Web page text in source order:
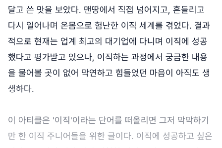
달고 쓴 맛을 보았다. 맨땅에서 직접 넘어지고, 흔들리고
다시 일어나며 온몸으로 험난한 이직 세계를 겪었다. 결과
적으로 현재는 업계 최고의 대기업에 다니며 이직에 성공
했다고 평가받고 있으나, 이직하는 과정에서 궁금한 내용
을 물어볼 곳이 없어 막연하고 힘들었던 마음이 아직도 생
생하다.
이 아티클은 '이직'이라는 단어를 떠올리면 그저 막막하기
만 한 이직 주니어들을 위한 글이다. 이직에 성공하고 싶은